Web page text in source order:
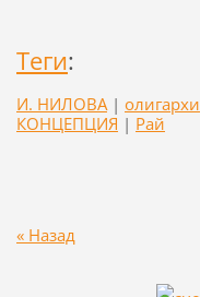
Теги:
И. НИЛОВА | олигархи
КОНЦЕПЦИЯ | Рай
« Назад